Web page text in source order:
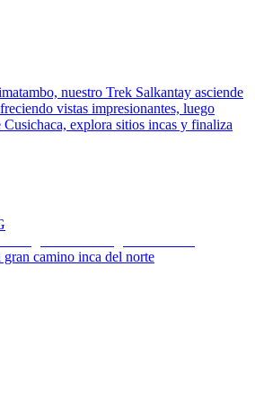
nuestro Trek Salkantay asciende
vistas impresionantes, luego
explora sitios incas y finaliza
camino inca del norte